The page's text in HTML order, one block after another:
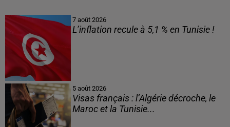
7 août 2026
L’inflation recule à 5,1 % en Tunisie !
5 août 2026
Visas français : l’Algérie décroche, le
Maroc et la Tunisie...